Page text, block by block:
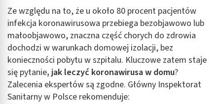
Ze względu na to, że u około 80 procent pacjentów
infekcja koronawirusowa przebiega bezobjawowo lub
małoobjawowo, znaczna część chorych do zdrowia
dochodzi w warunkach domowej izolacji, bez
konieczności pobytu w szpitalu. Kluczowe zatem staje
się pytanie, jak leczyć koronawirusa w domu?
Zalecenia ekspertów są zgodne. Główny Inspektorat
Sanitarny w Polsce rekomenduje:
Pomiar efektywności treści
Rozumienie odbiorców dzięki statystyce lub
kombinacji danych z różnych źródeł
Rozwój i ulepszanie usług
Wykorzystywanie ograniczonych danych do
wyboru treści
Funkcje specjalne IAB: